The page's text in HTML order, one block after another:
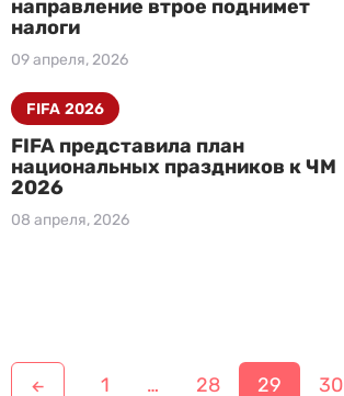
направление втрое поднимет
налоги
09 апреля, 2026
FIFA представила план
национальных праздников к ЧМ
2026
08 апреля, 2026
FIFA 2026
← 1 … 28 29 30